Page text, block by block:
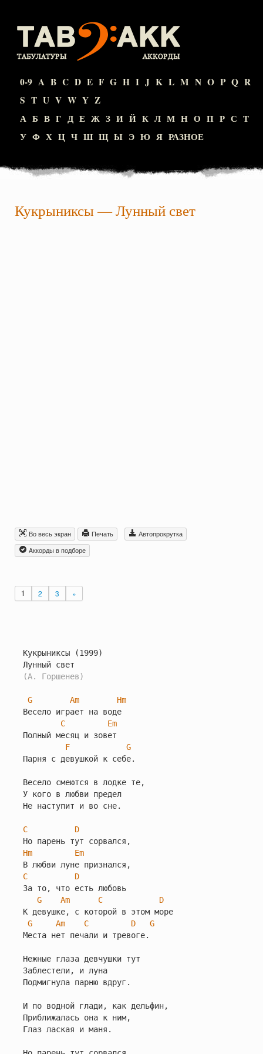
0-9 A B C D E F G H I J K L M N O P Q R
S T U V W Y Z
А Б В Г Д Е Ж З И Й К Л М Н О П Р С Т
У Ф Х Ц Ч Ш Щ Ы Э Ю Я РАЗНОЕ
Кукрыниксы—Лунный свет
Во весь экран Печать
Автопрокрутка
Aккорды в подборе
1 2 3 »
Кукрыниксы (1999)
(А. Горшенев)
G Am
Hm
Весело играет на воде
C
Em
Полный месяц и зовет
F
G
Парня с девушкой к себе.
Весело смеются в лодке те,
У кого в любви предел
Не наступит и во сне.
C
D
Hm
Em
C
D
За то, что есть любовь
G
Am C
D
К девушке, с которой в этом море
G
Am C D
G
Места нет печали и тревоге.
Нежные глаза девчушки тут
Заблестели, и луна
Подмигнула парню вдруг.
И по водной глади, как дельфин,
Приближалась она к ним,
Глаз лаская и маня.